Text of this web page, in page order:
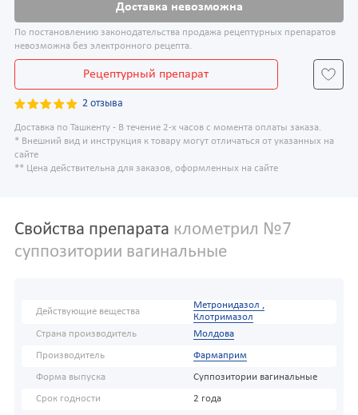
Доставка невозможна
По постановлению законодательства продажа рецептурных препаратов
невозможна без электронного рецепта.
Рецептурный препарат
2 отзыва
Доставка по Ташкенту - В течение 2-х часов с момента оплаты заказа.
* Внешний вид и инструкция к товару могут отличаться от указанных на
сайте
** Цена действительна для заказов, оформленных на сайте
Свойства препарата клометрил №7
суппозитории вагинальные
Действующие вещества
Метронидазол ,
Клотримазол
Страна производитель
Молдова
Производитель Фармаприм
Форма выпуска Суппозитории вагинальные
Срок годности 2 года